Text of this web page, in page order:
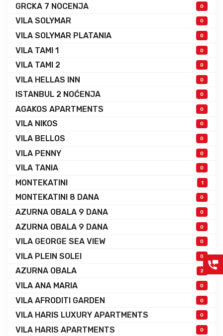
GRCKA 7 NOCENJA 0
VILA SOLYMAR 0
VILA SOLYMAR PLATANIA 0
VILA TAMI 1 0
VILA TAMI 2 0
VILA HELLAS INN 0
ISTANBUL 2 NOĆENJA 0
AGAKOS APARTMENTS 0
VILA NIKOS 0
VILA BELLOS 0
VILA PENNY 0
VILA TANIA 0
MONTEKATINI 1
MONTEKATINI 8 DANA 0
AZURNA OBALA 9 DANA 0
AZURNA OBALA 9 DANA 0
VILA GEORGE SEA VIEW 0
VILA PLEIN SOLEI 0
AZURNA OBALA 2
VILA ANA MARIA 0
VILA AFRODITI GARDEN 0
VILA HARIS LUXURY APARTMENTS 0
VILA HARIS APARTMENTS 0